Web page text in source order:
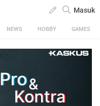
Masuk
NEWS HOBBY GAMES